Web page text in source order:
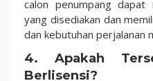
calon penumpang dapat
yang disediakan dan
dan kebutuhan perjalanan
4. Apakah
Berlisensi?